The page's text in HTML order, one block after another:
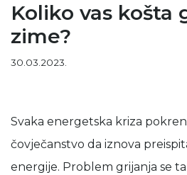
Koliko vas košta
zime?
30.03.2023.
Svaka energetska kriza
čovječanstvo da iznova
energije. Problem grijanja se